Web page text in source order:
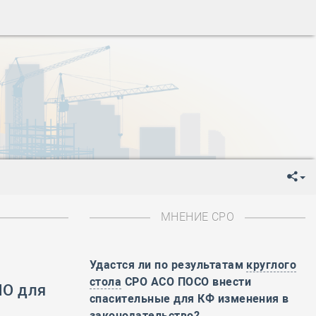
День Государственного флага Российской Федерации
-День знаний
День сотрудника органов внутренних дел РФ
День полного освобождения Ленинграда от фашистской
Весны и Труда
Победы!
День Государственного флага Российской Федерации
День полного освобождения Ленинграда от фашистской
Весны и Труда
для
МНЕНИЕ СРО
Удастся ли по результатам круглого
стола СРО АСО ПОСО внести
спасительные для КФ изменения в